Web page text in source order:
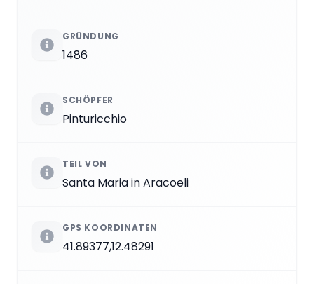
GRÜNDUNG
1486
SCHÖPFER
Pinturicchio
TEIL VON
Santa Maria in Aracoeli
GPS KOORDINATEN
41.89377,12.48291